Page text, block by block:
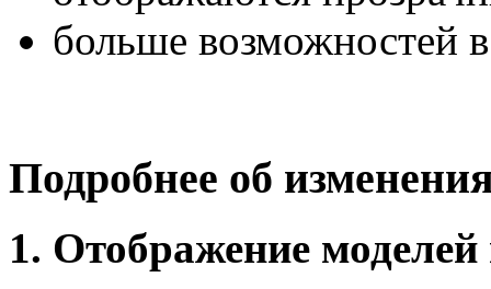
больше возможностей
Подробнее об
1. Отображение моделей